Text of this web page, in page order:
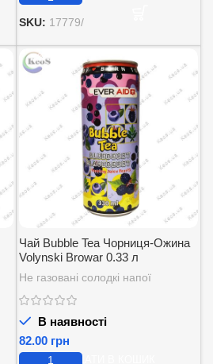
SKU: 17779/
Чай Bubble Tea Чорниця-Ожина
Volynski Browar 0.33 л
Не газовані солодкі напої
В наявності
грн